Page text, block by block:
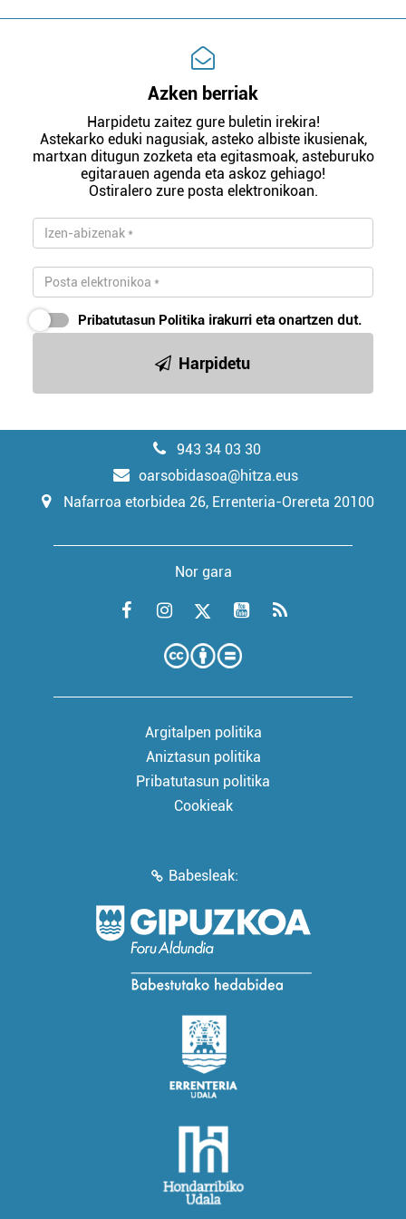
Azken berriak
Harpidetu zaitez gure buletin irekira!
Astekarko eduki nagusiak, asteko albiste ikusienak,
martxan ditugun zozketa eta egitasmoak, asteburuko
egitarauen agenda eta askoz gehiago!
Ostiralero zure posta elektronikoan.
Pribatutasun Politika irakurri eta onartzen dut.
Harpidetu
943 34 03 30
oarsobidasoa@hitza.eus
Nafarroa etorbidea 26, Errenteria-Orereta 20100
Nor gara
Argitalpen politika
Aniztasun politika
Pribatutasun politika
Cookieak
Babesleak: